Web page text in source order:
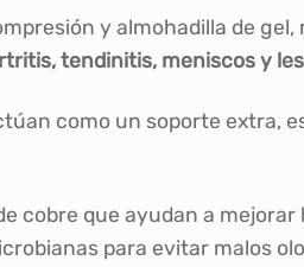
y almohadilla de gel,
tendinitis, meniscos y
como un soporte extra,
cobre que ayudan a
para evitar malos